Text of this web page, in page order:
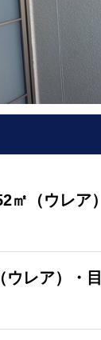
㎡（ウレア
ウレア）・